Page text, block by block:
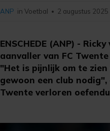
ENSCHEDE (ANP) -
aanvaller van FC
"Het is pijnlijk om te
gewoon een club
Twente verloren
ANP in Voetbal • 2 augustus